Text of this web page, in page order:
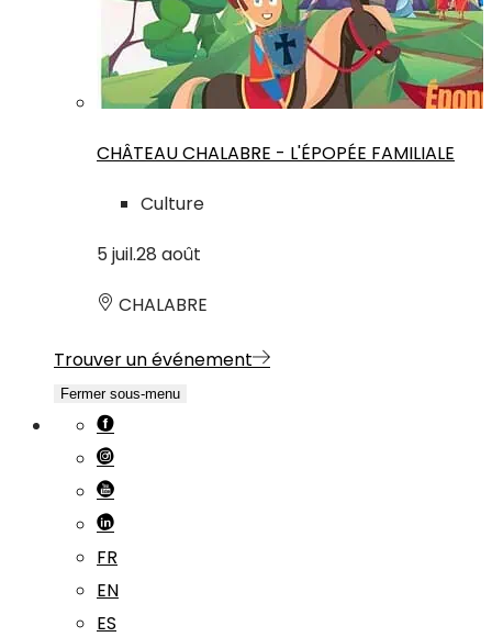
CHÂTEAU CHALABRE - L'ÉPOPÉE FAMILIALE
Culture
5 juil.28 août
CHALABRE
Trouver un événement
Fermer sous-menu
FR
EN
ES